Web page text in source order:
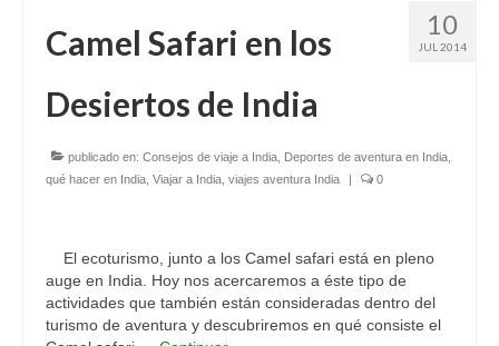
10
JUL 2014
Camel Safari en los
Desiertos de India
publicado en: Consejos de viaje a India Deportes de aventura en India
qué hacer en India Viajar a India viajes aventura India | 0
El ecoturismo, junto a los Camel safari está en pleno
auge en India. Hoy nos acercaremos a éste tipo de
actividades que también están consideradas dentro del
turismo de aventura y descubriremos en qué consiste el